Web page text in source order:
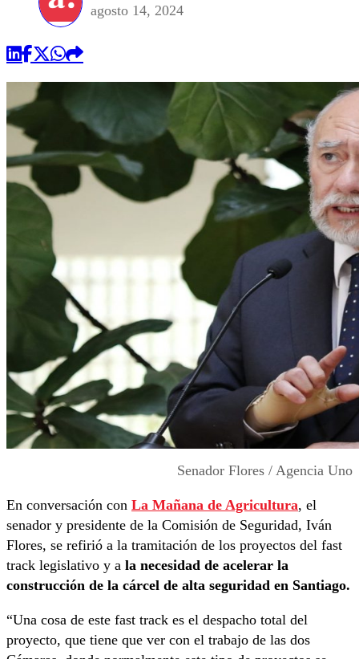
agosto 14, 2024
Senador Flores / Agencia Uno
En conversación con La Mañana de Agricultura, el
senador y presidente de la Comisión de Seguridad, Iván
Flores, se refirió a la tramitación de los proyectos del fast
track legislativo y a la necesidad de acelerar la
construcción de la cárcel de alta seguridad en Santiago.
“Una cosa de este fast track es el despacho total del
proyecto, que tiene que ver con el trabajo de las dos